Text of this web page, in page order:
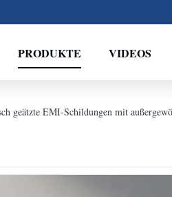
PRODUKTE VIDEOS
geätzte EMI-Schildungen mit